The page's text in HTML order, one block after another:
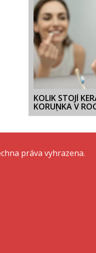
KOLIK STOJÍ
KORUNKA V
ROZDÍLY A CO
práva vyhrazena.